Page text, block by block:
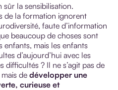
sûr la sensibilisation.
de la formation ignorent
faute d’information
beaucoup de choses sont
mais les enfants
d’aujourd’hui avec les
difficultés ? Il ne s’agit pas de
de développer une
curieuse et